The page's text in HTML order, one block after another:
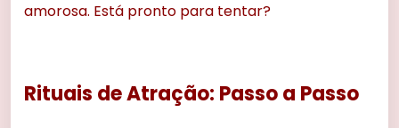
amorosa. Está pronto para tentar?
Rituais de Atração: Passo a Passo